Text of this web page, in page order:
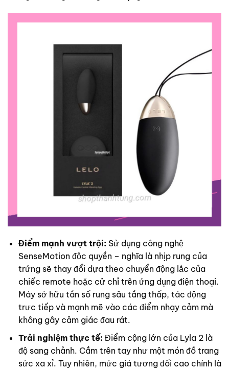
Điểm mạnh vượt trội: Sử dụng công nghệ
SenseMotion độc quyền – nghĩa là nhịp rung của
trứng sẽ thay đổi dựa theo chuyển động lắc của
chiếc remote hoặc cử chỉ trên ứng dụng điện thoại.
Máy sở hữu tần số rung sâu tầng thấp, tác động
trực tiếp và mạnh mẽ vào các điểm nhạy cảm mà
không gây cảm giác đau rát.
Trải nghiệm thực tế: Điểm cộng lớn của Lyla 2 là
độ sang chảnh. Cầm trên tay như một món đồ trang
sức xa xỉ. Tuy nhiên, mức giá tương đối cao chính là